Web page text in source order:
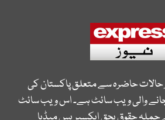
حالات حاضرہ سے متعلق پاکستان کی
والی ویب سائٹ ہے۔ اس ویب سائٹ